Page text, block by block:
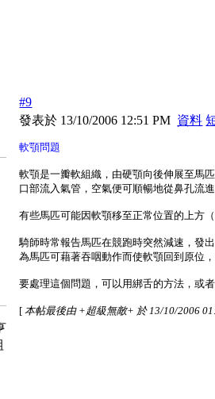
#9
發表於 13/10/2006 12:51 PM 資料
軟顎問題
軟顎是一瓣軟組織，由硬顎向後伸展至馬
口部流入氣管，空氣便可順暢地從鼻孔流
有些馬匹可能因軟顎移至正常位置的上方
騎師時常報告馬匹在競跑時突然減速，發
為馬匹可藉著吞咽動作而使軟顎回到原位
要處理這個問題，可以用綁舌的方法，或
[ 本帖最後由 +超級無敵+ 於 13/10/2006